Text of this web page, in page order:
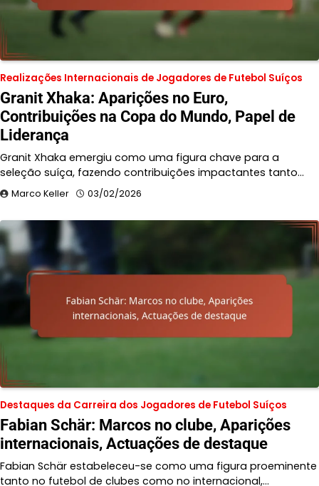
Realizações Internacionais de Jogadores de Futebol Suíços
Granit Xhaka: Aparições no Euro,
Contribuições na Copa do Mundo, Papel de
Liderança
Granit Xhaka emergiu como uma figura chave para a
seleção suíça, fazendo contribuições impactantes tanto…
Marco Keller 03/02/2026
Destaques da Carreira dos Jogadores de Futebol Suíços
Fabian Schär: Marcos no clube, Aparições
internacionais, Actuações de destaque
Fabian Schär estabeleceu-se como uma figura proeminente
tanto no futebol de clubes como no internacional,…